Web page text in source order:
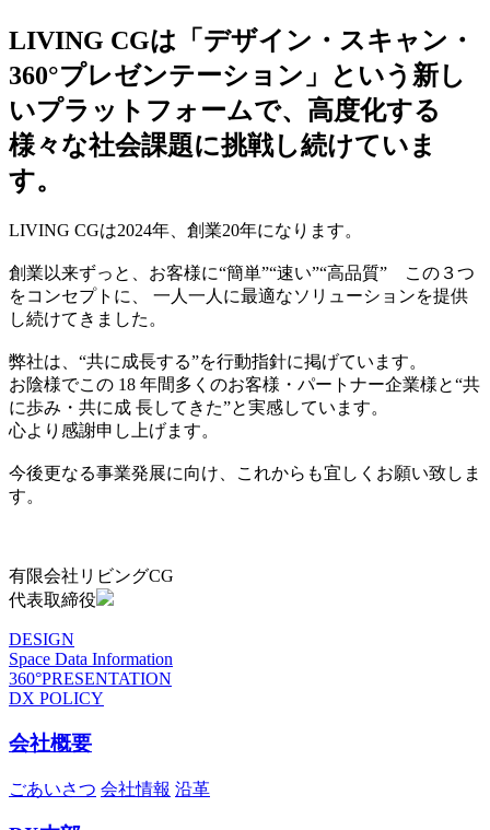
LIVING CGは「デザイン・スキャン・
360°プレゼンテーション」という新し
いプラットフォームで、高度化する
様々な社会課題に挑戦し続けていま
す。
LIVING CGは2024年、創業20年になります。
創業以来ずっと、お客様に“簡単”“速い”“高品質” この３つ
をコンセプトに、 一人一人に最適なソリューションを提供
し続けてきました。
弊社は、“共に成長する”を行動指針に掲げています。
お陰様でこの 18 年間多くのお客様・パートナー企業様と“共
に歩み・共に成 長してきた”と実感しています。
心より感謝申し上げます。
今後更なる事業発展に向け、これからも宜しくお願い致しま
す。
有限会社リビングCG
代表取締役
DESIGN
Space Data Information
360°PRESENTATION
DX POLICY
会社概要
ごあいさつ 会社情報 沿革